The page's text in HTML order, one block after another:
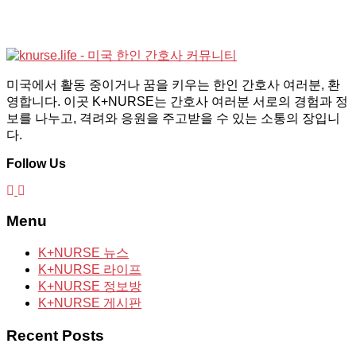
미국에서 활동 중이거나 꿈을 키우는 한인 간호사 여러분, 환
영합니다. 이곳 K+NURSE는 간호사 여러분 서로의 경험과 정
보를 나누고, 격려와 응원을 주고받을 수 있는 소통의 장입니
다.
Follow Us
Menu
K+NURSE 뉴스
K+NURSE 라이프
K+NURSE 정보방
K+NURSE 게시판
Recent Posts